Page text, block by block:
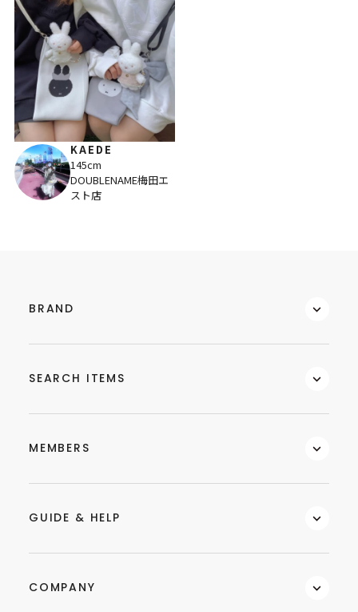
KAEDE
145cm
DOUBLENAME梅田エ
スト店
BRAND
SEARCH ITEMS
MEMBERS
GUIDE & HELP
COMPANY